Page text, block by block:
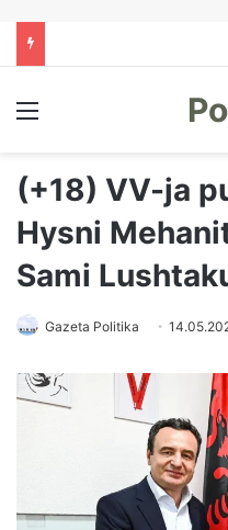
Menu
(+18) VV-ja
Hysni
Sami
Gazeta Politika